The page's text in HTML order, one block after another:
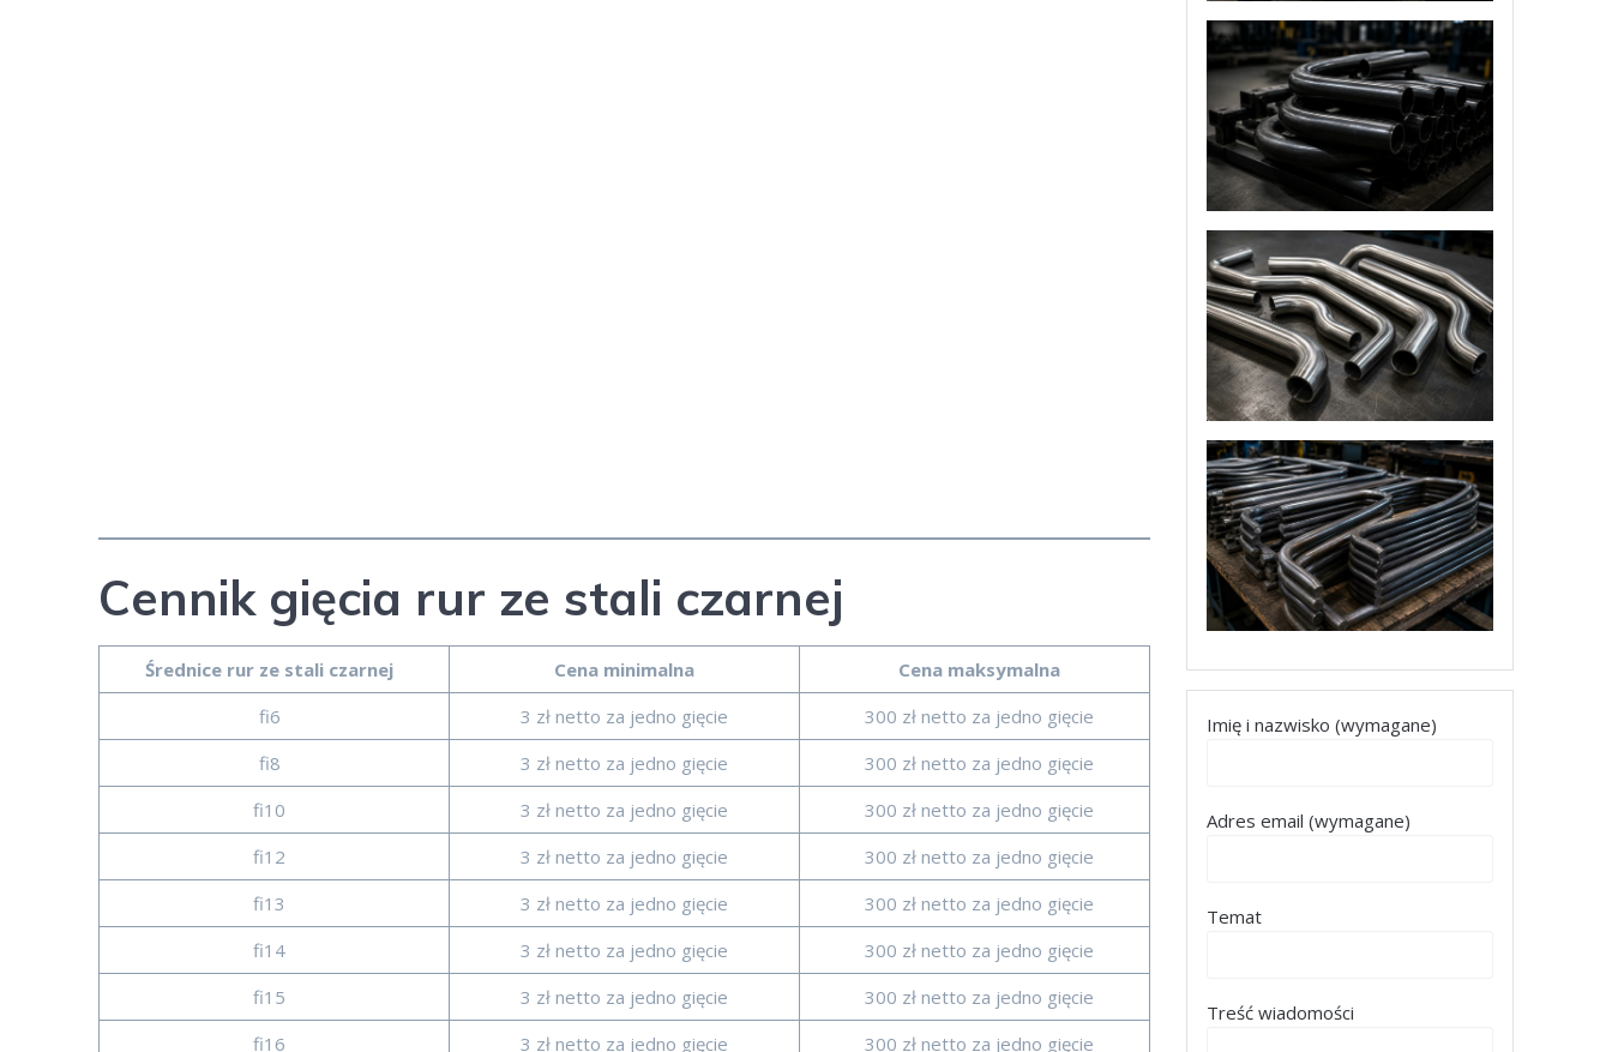
Cennik gięcia rur ze stali czarnej
Średnice rur ze stali czarnej Cena minimalna
Cena maksymalna
fi6
3 zł netto za jedno gięcie
300 zł netto za jedno gięcie
fi8
3 zł netto za jedno gięcie
300 zł netto za jedno gięcie
fi10
3 zł netto za jedno gięcie
300 zł netto za jedno gięcie
fi12
3 zł netto za jedno gięcie
300 zł netto za jedno gięcie
fi13
3 zł netto za jedno gięcie
300 zł netto za jedno gięcie
fi14
3 zł netto za jedno gięcie
300 zł netto za jedno gięcie
fi15
3 zł netto za jedno gięcie
300 zł netto za jedno gięcie
fi16
3 zł netto za jedno gięcie
300 zł netto za jedno gięcie
Imię i nazwisko (wymagane)
Adres email (wymagane)
Temat
Treść wiadomości